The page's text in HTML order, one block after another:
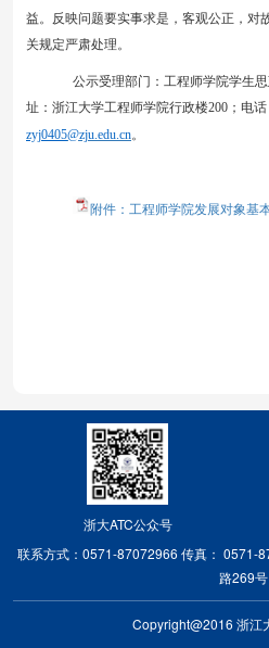
益。反映问题要实事求是，客观公正，对
关规定严肃处理。
公示受理部门：工程师学院学生
址： 浙江大学工程师学院行政楼200 ；电话
zyj0405@zju.edu.cn。
附件：工程师学院发展对象基
浙大ATC公众号
联系方式：0571-87072966 传真： 0571-
路269号
Copyright@2016 浙江